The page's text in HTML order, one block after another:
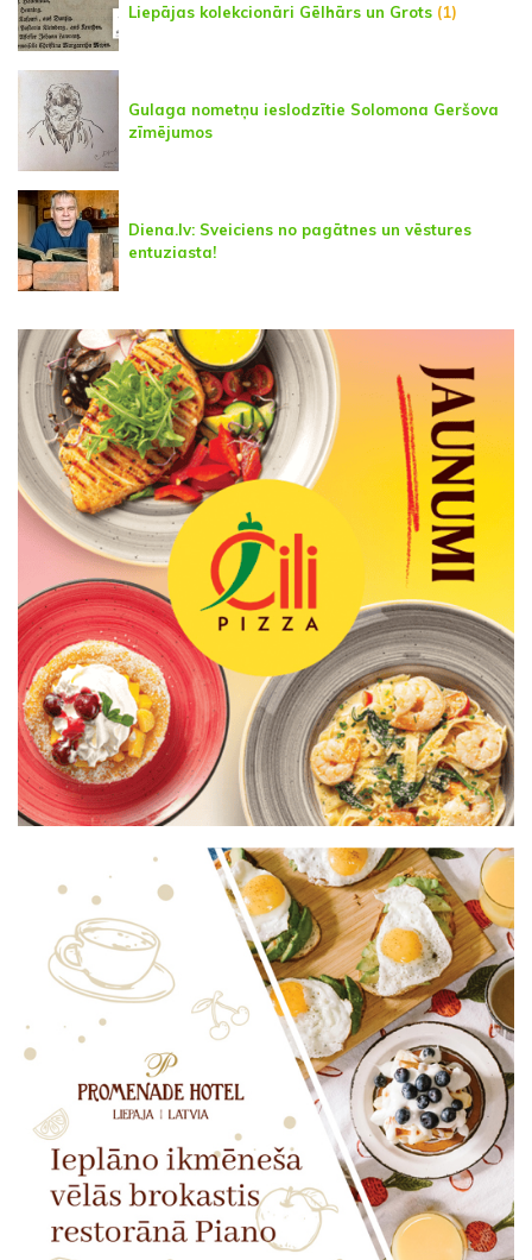
Liepājas kolekcionāri Gēlhārs un Grots (1)
Gulaga nometņu ieslodzītie Solomona Geršova
zīmējumos
Diena.lv: Sveiciens no pagātnes un vēstures
entuziasta!